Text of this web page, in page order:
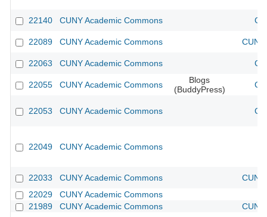
22140 CUNY Academic Commons
22089 CUNY Academic Commons
22063 CUNY Academic Commons
22055 CUNY Academic Commons
Blogs
(BuddyPress)
22053 CUNY Academic Commons
22049 CUNY Academic Commons
22033 CUNY Academic Commons
22029
CUNY Academic Commons
21989
CUNY Academic Commons